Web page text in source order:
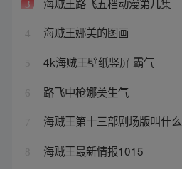
3
4 海贼王娜美的图画
5 4k海贼王壁纸竖屏 霸气
6 路飞中枪娜美生气
7 海贼王第十三部剧场版叫什么
8 海贼王最新情报1015